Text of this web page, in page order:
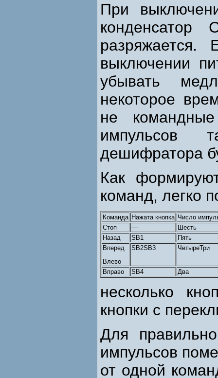
При
выключении
убывать
некоторое
не
импульсов
дешифратора
Как
команд, легко
Команда Нажата кнопка Число
Стоп
—
Шесть
Назад
SB1
Пять
Вперед
Влево
SB2SB3 ЧетыреТри
Вправо SB4 Два
несколько
кнопки с
Для
импульсов
от одной